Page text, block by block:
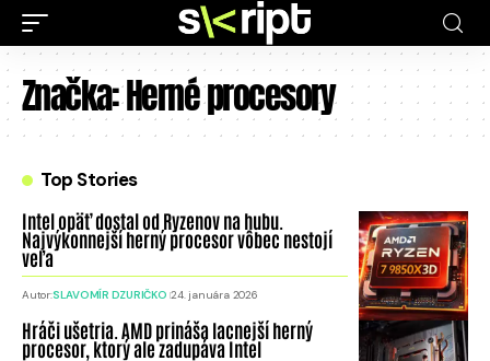
Značka:Herné procesory
Top Stories
Intel opäť dostal od Ryzenov na hubu.
Najvýkonnejší herný procesor vôbec nestojí
veľa
Autor:SLAVOMÍR DZURIČKO 24. januára 2026
Hráči ušetria. AMD prináša lacnejší herný
procesor, ktorý ale zadupáva Intel